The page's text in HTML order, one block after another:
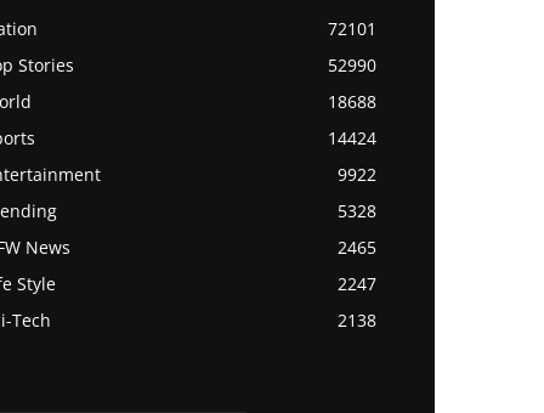
72101
Stories
52990
18688
14424
9922
5328
News
2465
Style
2247
Tech
2138